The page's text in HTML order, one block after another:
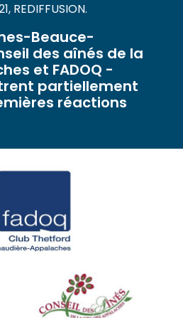
REDIFFUSION.
Beauce-
des aînés de la
et FADOQ -
partiellement
réactions